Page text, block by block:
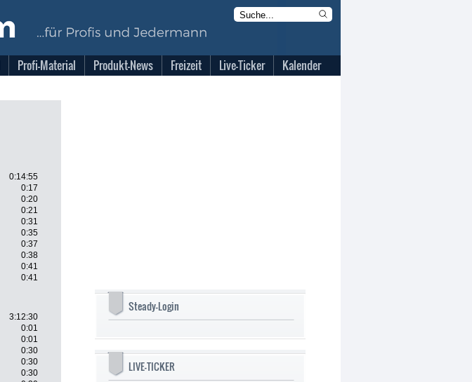
Profi-Material Produkt-News Freizeit Live-Ticker Kalender
0:14:55
0:17
0:20
0:21
0:31
0:35
0:37
0:38
0:41
0:41
3:12:30
0:01
0:01
0:30
0:30
0:30
Steady-Login
LIVE-TICKER